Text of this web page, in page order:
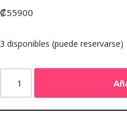
₡55900
3 disponibles (puede reservarse)